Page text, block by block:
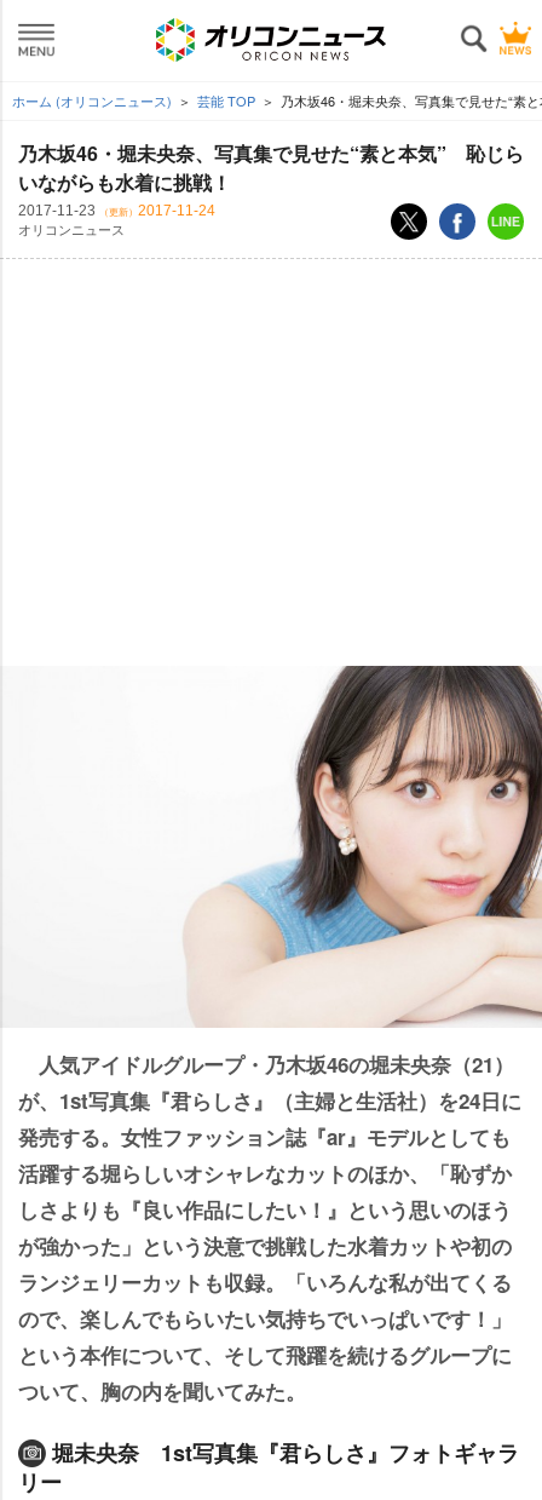
ホーム (オリコンニュース) 芸能 TOP 乃木坂46・堀未央奈、写真集で見せた“素
乃木坂46・堀未央奈、写真集で見せた“素と本気” 恥じら
いながらも水着に挑戦！
2017-11-23 （更新） 2017-11-24
オリコンニュース
人気アイドルグループ・乃木坂46の堀未央奈（21）
が、1st写真集『君らしさ』（主婦と生活社）を24日に
発売する。女性ファッション誌『ar』モデルとしても
活躍する堀らしいオシャレなカットのほか、「恥ずか
しさよりも『良い作品にしたい！』という思いのほう
が強かった」という決意で挑戦した水着カットや初の
ランジェリーカットも収録。「いろんな私が出てくる
ので、楽しんでもらいたい気持ちでいっぱいです！」
という本作について、そして飛躍を続けるグループに
ついて、胸の内を聞いてみた。
堀未央奈 1st写真集『君らしさ』フォトギャラ
リー